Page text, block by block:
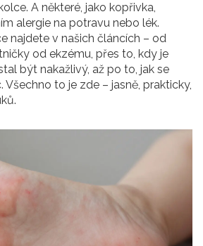
A některé, jako kopřivka,
alergie na potravu nebo lék.
najdete v našich článcích – od
od ekzému, přes to, kdy je
být nakažlivý, až po to, jak se
to je zde – jasně, prakticky,